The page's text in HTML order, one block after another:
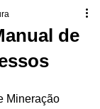
de